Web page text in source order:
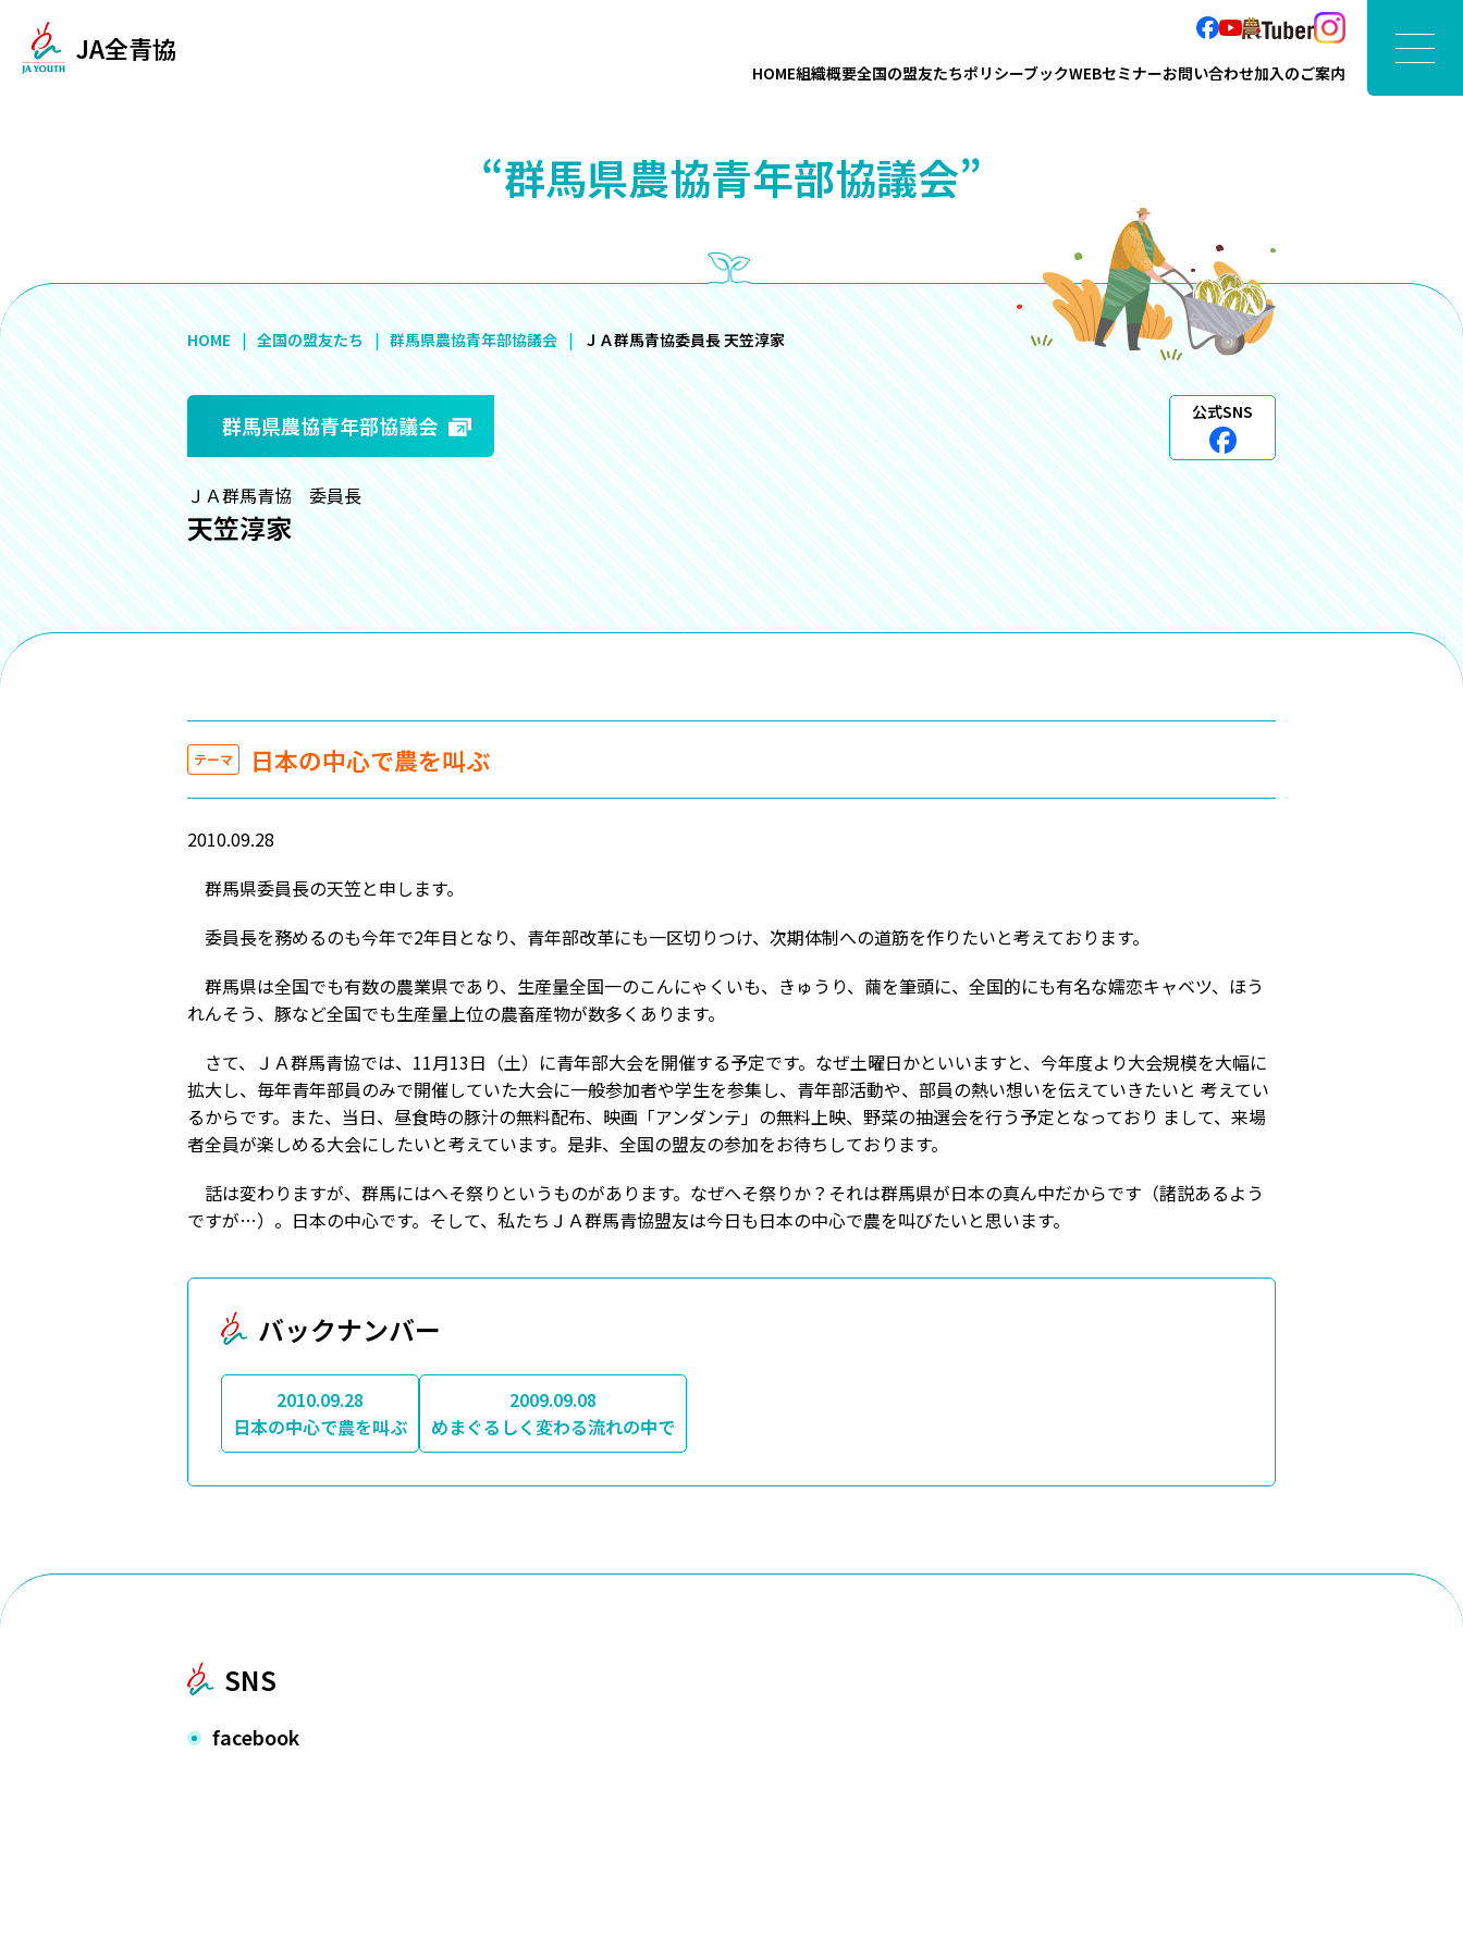
JA全青協
HOME組織概要全国の盟友たちポリシーブックWEBセミナーお問い合わせ加入のご案内
“群馬県農協青年部協議会”
HOME 全国の盟友たち 群馬県農協青年部協議会 ＪＡ群馬青協委員長 天笠淳家
群馬県農協青年部協議会 公式SNS
ＪＡ群馬青協 委員長
天笠淳家
テーマ 日本の中心で農を叫ぶ
2010.09.28
群馬県委員長の天笠と申します。
委員長を務めるのも今年で2年目となり、青年部改革にも一区切りつけ、次期体制への道筋を作りたいと考えております。
群馬県は全国でも有数の農業県であり、生産量全国一のこんにゃくいも、きゅうり、繭を筆頭に、全国的にも有名な嬬恋キャベツ、ほう
れんそう、豚など全国でも生産量上位の農畜産物が数多くあります。
さて、ＪＡ群馬青協では、11月13日（土）に青年部大会を開催する予定です。なぜ土曜日かといいますと、今年度より大会規模を大幅に
拡大し、毎年青年部員のみで開催していた大会に一般参加者や学生を参集し、青年部活動や、部員の熱い想いを伝えていきたいと 考えてい
るからです。また、当日、昼食時の豚汁の無料配布、映画「アンダンテ」の無料上映、野菜の抽選会を行う予定となっており まして、来場
者全員が楽しめる大会にしたいと考えています。是非、全国の盟友の参加をお待ちしております。
話は変わりますが、群馬にはへそ祭りというものがあります。なぜへそ祭りか？それは群馬県が日本の真ん中だからです（諸説あるよう
ですが…）。日本の中心です。そして、私たちＪＡ群馬青協盟友は今日も日本の中心で農を叫びたいと思います。
バックナンバー
2010.09.28
日本の中心で農を叫ぶ
2009.09.08
めまぐるしく変わる流れの中で
SNS
facebook